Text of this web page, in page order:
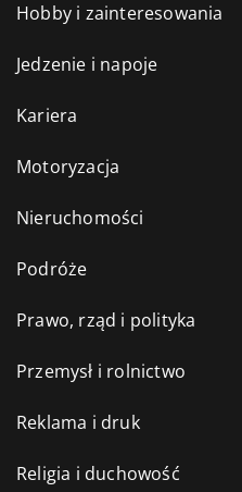
Hobby i zainteresowania
Jedzenie i napoje
Kariera
Motoryzacja
Nieruchomości
Podróże
Prawo, rząd i polityka
Przemysł i rolnictwo
Reklama i druk
Religia i duchowość